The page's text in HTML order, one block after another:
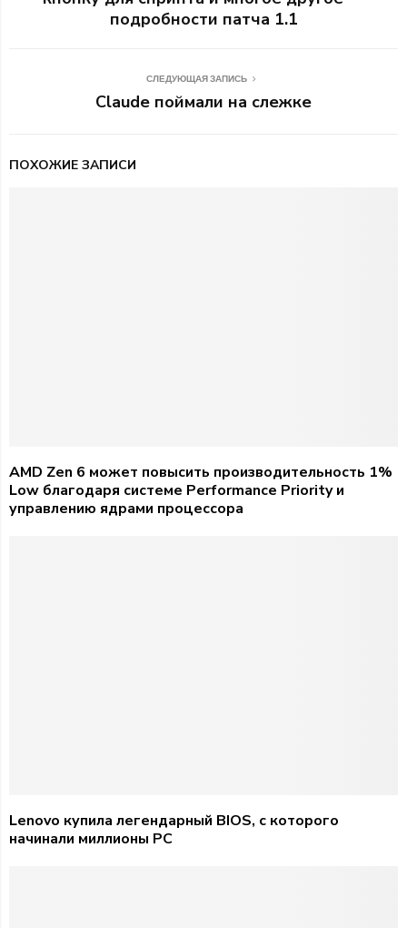
подробности патча 1.1
СЛЕДУЮЩАЯ ЗАПИСЬ
Claude поймали на слежке
ПОХОЖИЕ ЗАПИСИ
AMD Zen 6 может повысить производительность 1%
Low благодаря системе Performance Priority и
управлению ядрами процессора
Lenovo купила легендарный BIOS, с которого
начинали миллионы PC